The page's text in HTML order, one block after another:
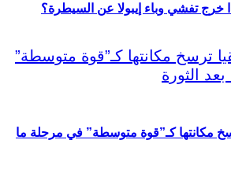
مكانتها كـ”قوة متوسطة” في مرحلة ما